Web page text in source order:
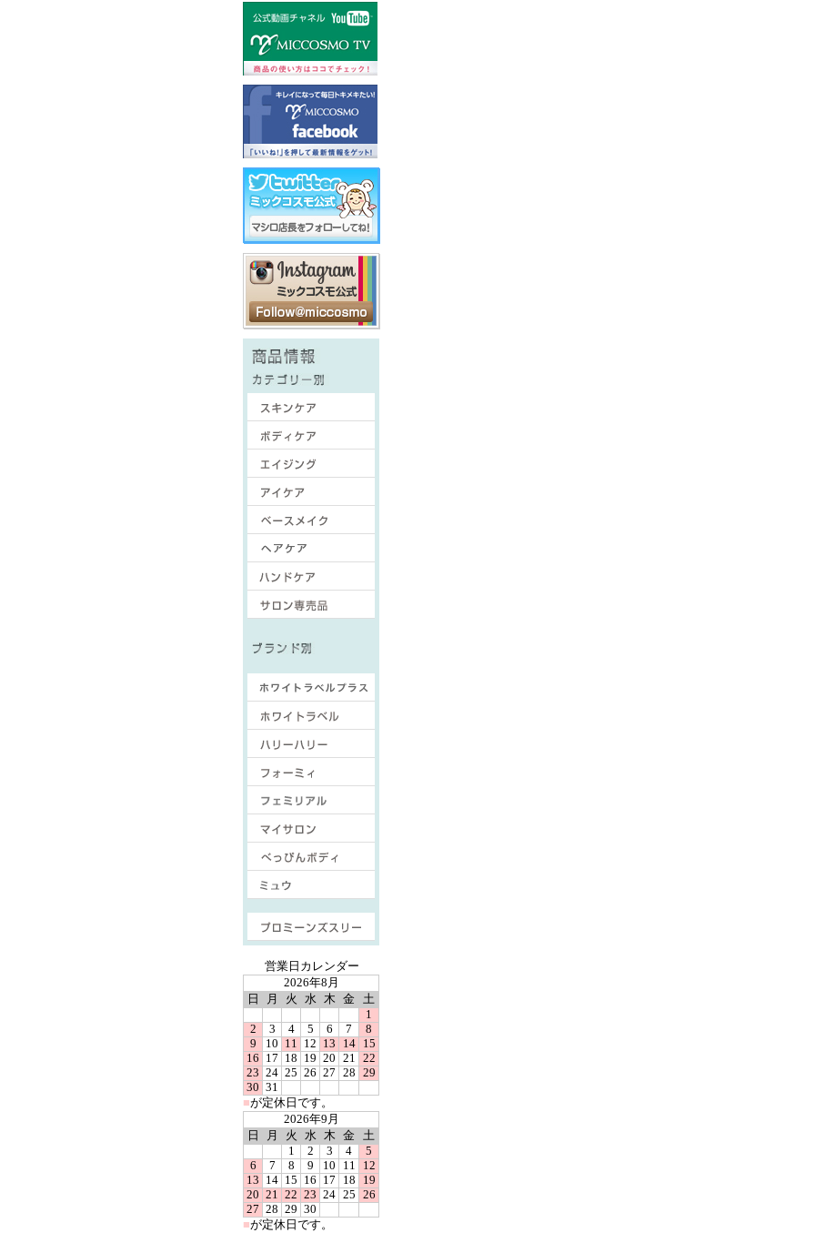
営業日カレンダー
2026年8月
日
月 火 水 木 金
土
1
2
3 4 5 6 7
8
9
10 11 12 13 14
15
16
17 18 19 20 21
22
23 24 25 26 27 28
29
30 31
■が定休日です。
2026年9月
日
月 火 水 木 金
土
1
2 3 4
5
6
7 8 9 10 11
12
13
14 15 16 17 18
19
20 21 22 23 24 25
26
27 28 29 30
■が定休日です。